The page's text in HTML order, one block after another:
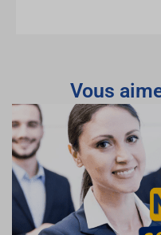
Vous